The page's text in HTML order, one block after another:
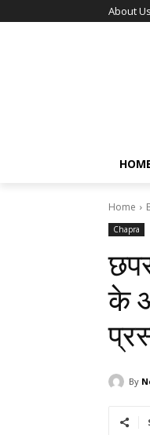
About Us
Home
Chapra
के
By